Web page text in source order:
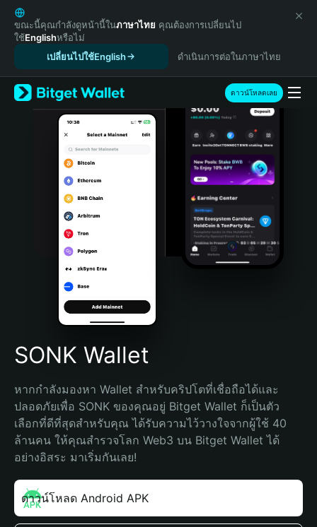
English
日本語
Tiếng Việt
Español (Latinoamérica)
Türkçe
Italiano
Português (Portugal)
Bahasa Indonesia
Português (Brasil)
Español (Argentina)
ขณะนี้คุณกำลังดูหน้านี้ในภาษาไทย คุณต้องการเปลี่ยนไป
ใช้Englishหรือไม่
เปลี่ยนไปใช้English
ดำเนินการต่อในภาษาไทย
ดาวน์โหลดเลย
SONK Wallet
หากกำลังมองหา Wallet สำหรับคริปโตที่เชื่อถือได้และ
ปลอดภัยเพื่อ SONK ของคุณอยู่ Bitget Wallet ก็เป็นตัว
เลือกที่ดีที่สุดสำหรับคุณ ได้รับความไว้วางใจจากผู้ใช้ 40
ล้านคน ให้คุณสำรวจโลก Web3 บน Bitget Wallet ได้
อย่างอิสระ มาเริ่มกันเลย!
ดาวน์โหลด Android APK